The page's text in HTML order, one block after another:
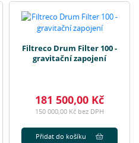
Filtreco Drum Filter 100 -
gravitační zapojení
181 500,00 Kč
150 000,00 Kč bez DPH
Přidat do košíku